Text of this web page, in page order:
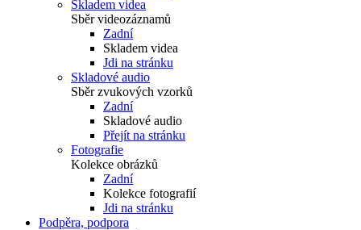
Skladem videa
Sběr videozáznamů
Zadní
Skladem videa
Jdi na stránku
Skladové audio
Sběr zvukových vzorků
Zadní
Skladové audio
Přejít na stránku
Fotografie
Kolekce obrázků
Zadní
Kolekce fotografií
Jdi na stránku
Podpěra, podpora